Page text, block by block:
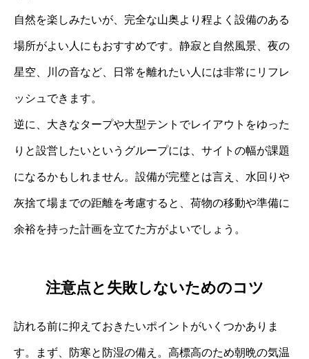
自然を楽しみたいが、完全な山奥より程よく設備のある
場所がよい人にもおすすめです。静寂と自然風景、夜の
星空、川の音など、日常を離れたい人には非常にリフレ
ッシュできます。
逆に、大きなタープや大型テントでレイアウトをゆった
りと設営したいというグループには、サイトの幅が課題
になるかもしれません。設備が完璧とは言え、水回りや
灰捨て場までの距離を考慮すると、荷物の移動や準備に
余裕を持った計画を立てた方がよいでしょう。
注意点と失敗しないためのコツ
訪れる前に抑えておきたいポイントがいくつかありま
す。まず、防寒と防湿の備え。高標高のため朝晩の気温